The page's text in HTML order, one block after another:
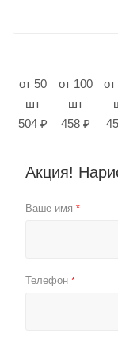
от 50
шт
504 ₽
от 100
шт
458 ₽
Акция!
Ваше имя *
Телефон *